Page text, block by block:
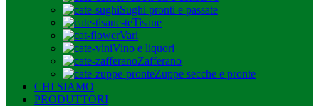
Sughi pronti e passate
Tisane
Vari
Vino e liquori
Zafferano
Zuppe secche e pronte
CHI SIAMO
PRODUTTORI